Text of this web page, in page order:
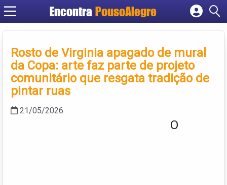
Encontra PousoAlegre
Cadastrar empresa
Criar conta
Rosto de Virginia apagado de mural
da Copa: arte faz parte de projeto
comunitário que resgata tradição de
pintar ruas
21/05/2026
O